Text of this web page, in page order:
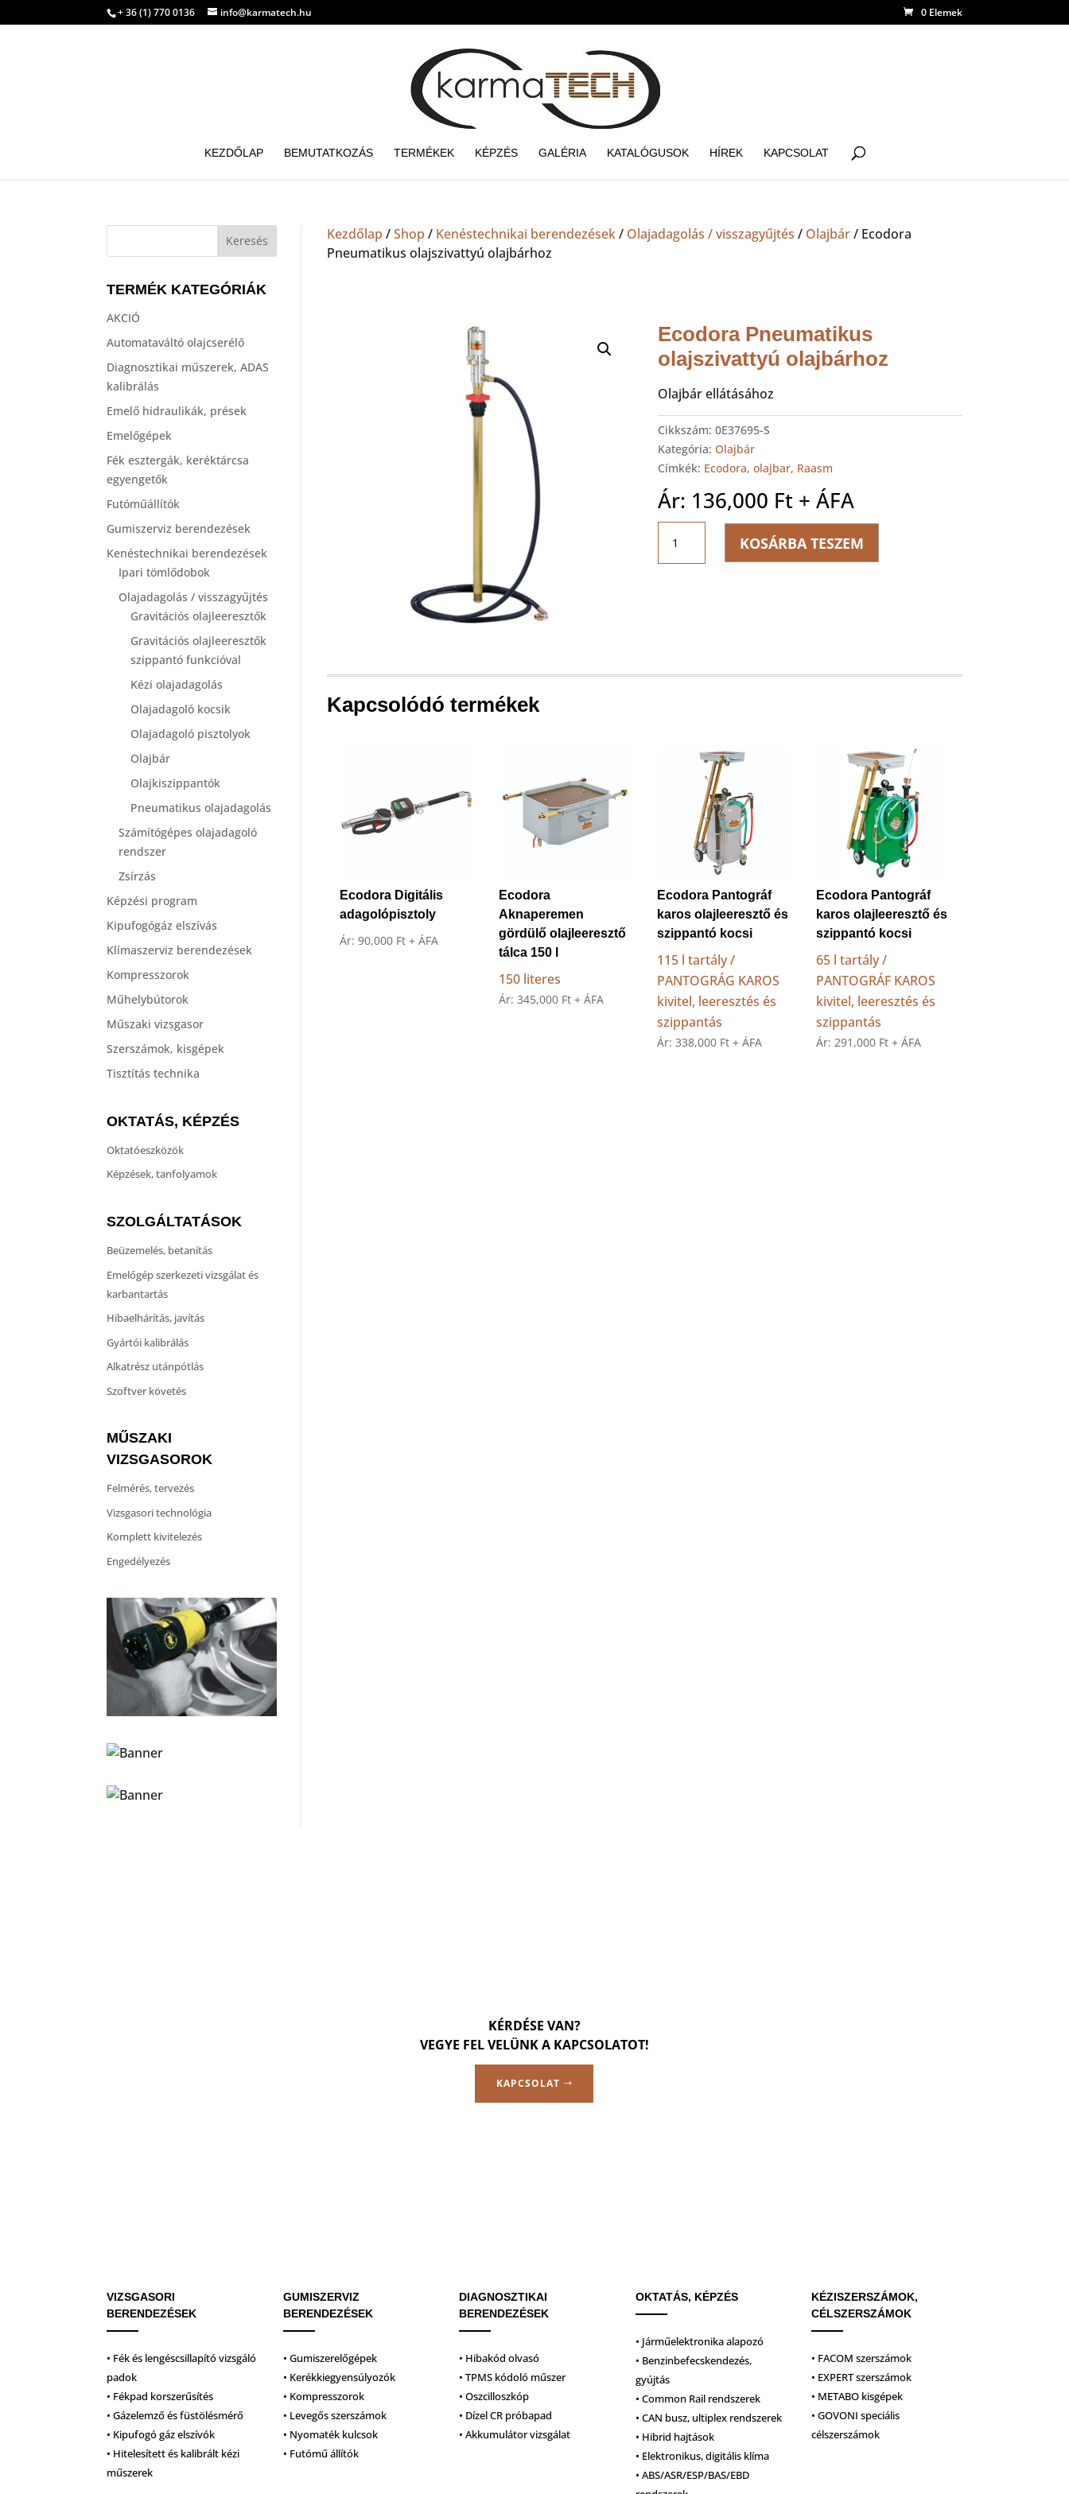
+ 36 (1) 770 0136 info@karmatech.hu 0 Elemek
KEZDŐLAP BEMUTATKOZÁS TERMÉKEK KÉPZÉS GALÉRIA KATALÓGUSOK HÍREK KAPCSOLAT
TERMÉK KATEGÓRIÁK
AKCIÓ
Automataváltó olajcserélő
Diagnosztikai műszerek, ADAS
kalibrálás
Emelő hidraulikák, prések
Emelőgépek
Fék esztergák, keréktárcsa
egyengetők
Futóműállítók
Gumiszerviz berendezések
Kenéstechnikai berendezések
Ipari tömlődobok
Olajadagolás / visszagyűjtés
Gravitációs olajleeresztők
Gravitációs olajleeresztők
szippantó funkcióval
Kézi olajadagolás
Olajadagoló kocsik
Olajadagoló pisztolyok
Olajbár
Olajkiszippantók
Pneumatikus olajadagolás
Számítógépes olajadagoló
rendszer
Zsírzás
Képzési program
Kipufogógáz elszívás
Klímaszerviz berendezések
Kompresszorok
Műhelybútorok
Műszaki vizsgasor
Szerszámok, kisgépek
Tisztítás technika
OKTATÁS, KÉPZÉS
Oktatóeszközök
Képzések, tanfolyamok
SZOLGÁLTATÁSOK
Beüzemelés, betanítás
Emelőgép szerkezeti vizsgálat és
karbantartás
Hibaelhárítás, javítás
Gyártói kalibrálás
Alkatrész utánpótlás
Szoftver követés
MŰSZAKI
VIZSGASOROK
Felmérés, tervezés
Vizsgasori technológia
Komplett kivitelezés
Engedélyezés
Kezdőlap /Shop / Kenéstechnikai berendezések/ Olajadagolás / visszagyűjtés / Olajbár/ Ecodora
Pneumatikus olajszivattyú olajbárhoz
Ecodora Pneumatikus
olajszivattyú olajbárhoz
Olajbár ellátásához
Cikkszám: 0E37695-S
Kategória: Olajbár
Címkék: Ecodora, olajbar, Raasm
Ár: 136,000 Ft + ÁFA
Pneumatikus
olajszivattyú
KOSÁRBA TESZEM
Kapcsolódó termékek
Ecodora Digitális
adagolópisztoly
Ár:90,000 Ft + ÁFA
Ecodora
Aknaperemen
gördülő olajleeresztő
tálca 150 l
150 literes
Ár: 345,000 Ft + ÁFA
Ecodora Pantográf
karos olajleeresztő és
szippantó kocsi
115 l tartály /
PANTOGRÁG KAROS
kivitel, leeresztés és
szippantás
Ár:338,000 Ft + ÁFA
Ecodora Pantográf
karos olajleeresztő és
szippantó kocsi
65 l tartály /
PANTOGRÁF KAROS
kivitel, leeresztés és
szippantás
Ár: 291,000 Ft + ÁFA
KÉRDÉSE VAN?
VEGYE FEL VELÜNK A KAPCSOLATOT!
KAPCSOLAT
VIZSGASORI
BERENDEZÉSEK
• Fék és lengéscsillapító vizsgáló
padok
• Fékpad korszerűsítés
• Gázelemző és füstölésmérő
• Kipufogó gáz elszívók
• Hitelesített és kalibrált kézi
műszerek
GUMISZERVIZ
BERENDEZÉSEK
• Gumiszerelőgépek
• Kerékkiegyensúlyozók
• Kompresszorok
• Levegős szerszámok
• Nyomaték kulcsok
• Futómű állítók
DIAGNOSZTIKAI
BERENDEZÉSEK
• Hibakód olvasó
• TPMS kódoló műszer
• Oszcilloszkóp
• Dízel CR próbapad
• Akkumulátor vizsgálat
OKTATÁS, KÉPZÉS
• Járműelektronika alapozó
• Benzinbefecskendezés,
gyújtás
• Common Rail rendszerek
• CAN busz, ultiplex rendszerek
• Hibrid hajtások
• Elektronikus, digitális klíma
• ABS/ASR/ESP/BAS/EBD
KÉZISZERSZÁMOK,
CÉLSZERSZÁMOK
• FACOM szerszámok
• EXPERT szerszámok
• METABO kisgépek
• GOVONI speciális
célszerszámok